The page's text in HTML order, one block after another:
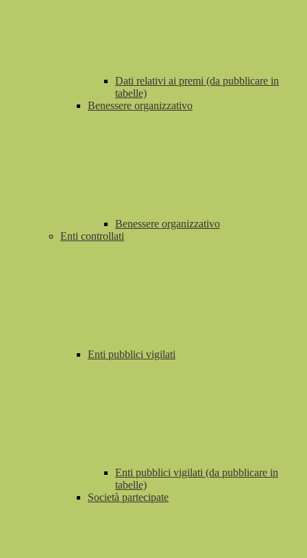
Dati relativi ai premi (da pubblicare in
tabelle)
Benessere organizzativo
Benessere organizzativo
Enti controllati
Enti pubblici vigilati
Enti pubblici vigilati (da pubblicare in
tabelle)
Società partecipate